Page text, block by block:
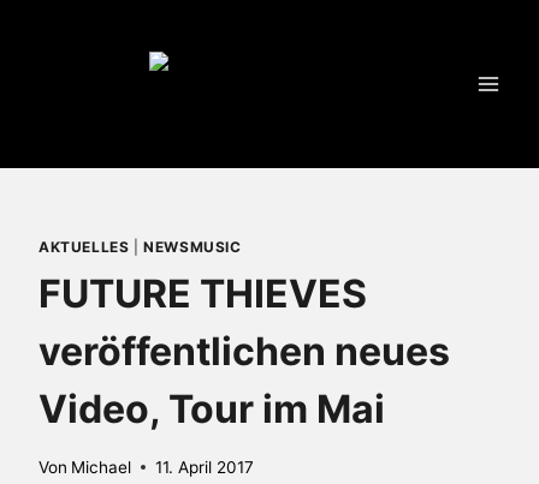
AKTUELLES |NEWSMUSIC
FUTURE THIEVES
veröffentlichen neues
Video, Tour im Mai
Von Michael 11. April 2017